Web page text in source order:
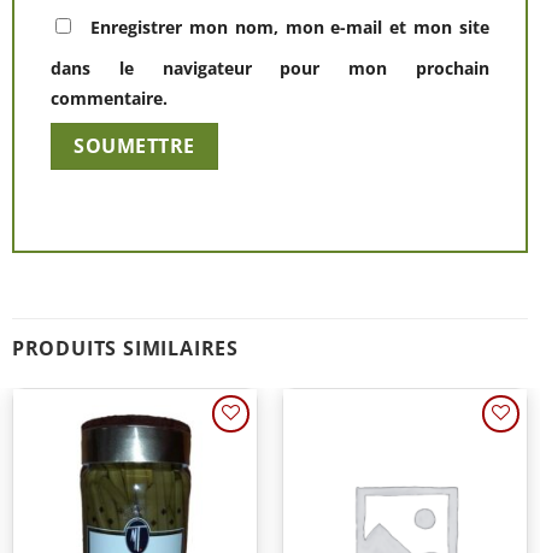
Enregistrer mon nom, mon e-mail et mon site
dans le navigateur pour mon prochain
commentaire.
PRODUITS SIMILAIRES
Ajouter
à une
liste de
Ajouter